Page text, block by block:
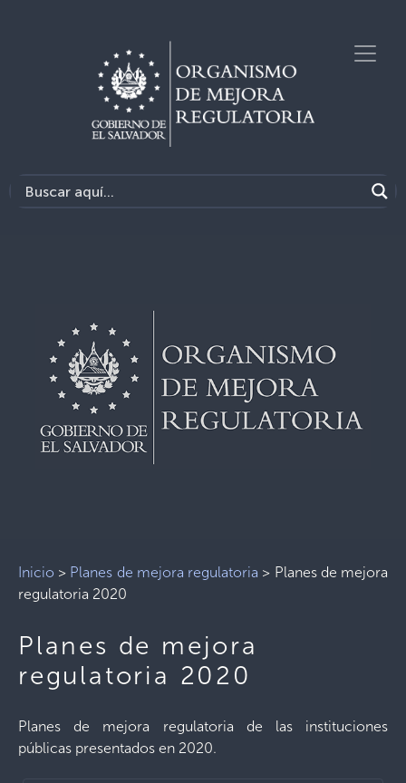
Inicio > Planes de mejora regulatoria > Planes de mejora
regulatoria 2020
Planes de mejora
regulatoria 2020
Planes de mejora regulatoria de las instituciones
públicas presentados en 2020.